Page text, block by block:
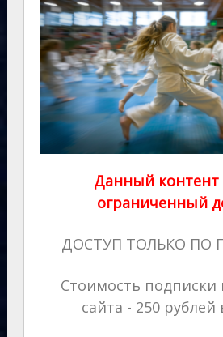
Данный контент
ограниченный
ДОСТУП ТОЛЬКО ПО
Стоимость подписки
сайта - 250 рублей